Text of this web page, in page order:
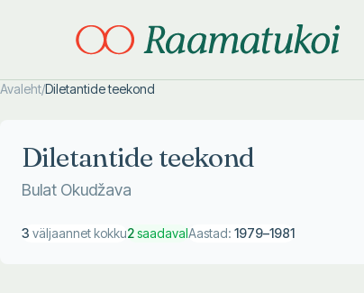
Avaleht/Diletantide teekond
Diletantide teekond
Bulat Okudžava
3 väljaannet kokku2saadavalAastad: 1979–1981